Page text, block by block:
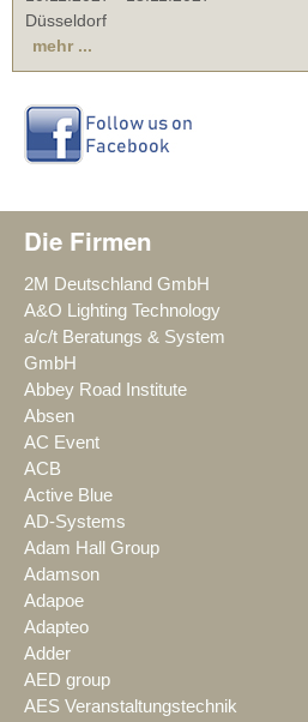
Düsseldorf
mehr ...
Die Firmen
2M Deutschland GmbH
A&O Lighting Technology
a/c/t Beratungs & System
GmbH
Abbey Road Institute
Absen
AC Event
ACB
Active Blue
AD-Systems
Adam Hall Group
Adamson
Adapoe
Adapteo
Adder
AED group
AES Veranstaltungstechnik